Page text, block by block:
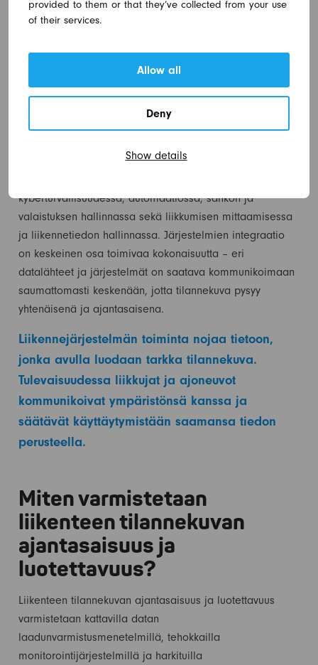
provided to them or that they’ve collected from your use
of their services.
Allow all
Deny
Show details
Pilvipalvelut tarjoavat joustavan ja skaalautuvan alustan
nopean analysoinnin. Koneoppimista ja tekoälyä
hyödynnetään yhä enemmän liikennetiedon
analysoinnissa, kuten ruuhkien ennustamisessa ja
poikkeustilanteiden tunnistamisessa.
Nodeon hyödyntää liikenneratkaisuissaan laaja-alaista
kyberturvallisuudessa, automaatiossa, sähkön ja
valaistuksen hallinnassa sekä liikkumisen mittaamisessa
ja liikennetiedon hallinnassa. Järjestelmien integraatio
on keskeinen osa toimivaa kokonaisuutta – eri
datalähteet ja järjestelmät on saatava kommunikoimaan
saumattomasti keskenään, jotta tilannekuva pysyy
yhtenäisenä ja ajantasaisena.
Liikennejärjestelmän toiminta nojaa tietoon,
jonka avulla luodaan tarkka tilannekuva.
Tulevaisuudessa liikkujat ja ajoneuvot
kommunikoivat ympäristönsä kanssa ja
säätävät käyttäytymistään saamansa tiedon
perusteella.
Miten varmistetaan
liikenteen tilannekuvan
ajantasaisuus ja
luotettavuus?
Liikenteen tilannekuvan ajantasaisuus ja luotettavuus
varmistetaan kattavilla datan
laadunvarmistusmenetelmillä, tehokkailla
monitorointijärjestelmillä ja harkituilla